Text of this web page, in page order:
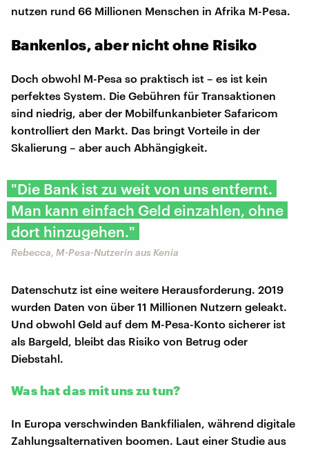
nutzen rund 66 Millionen Menschen in Afrika M-Pesa.
Bankenlos, aber nicht ohne Risiko
Doch obwohl M-Pesa so praktisch ist – es ist kein
perfektes System. Die Gebühren für Transaktionen
sind niedrig, aber der Mobilfunkanbieter Safaricom
kontrolliert den Markt. Das bringt Vorteile in der
Skalierung – aber auch Abhängigkeit.
"Die Bank ist zu weit von uns entfernt.
Man kann einfach Geld einzahlen, ohne
dort hinzugehen."
Rebecca, M-Pesa-Nutzerin aus Kenia
Datenschutz ist eine weitere Herausforderung. 2019
wurden Daten von über 11 Millionen Nutzern geleakt.
Und obwohl Geld auf dem M-Pesa-Konto sicherer ist
als Bargeld, bleibt das Risiko von Betrug oder
Diebstahl.
Was hat das mit uns zu tun?
In Europa verschwinden Bankfilialen, während digitale
Zahlungsalternativen boomen. Laut einer Studie aus